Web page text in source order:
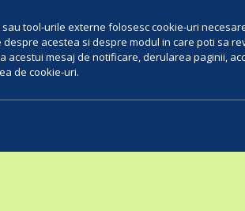
tool-urile externe folosesc cookie-uri
despre acestea si despre modul in care poti sa
acestui mesaj de notificare, derularea paginii,
de cookie-uri.